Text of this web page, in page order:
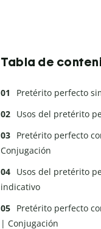
Tabla de
Pretérito perfecto
Usos del pretérito
Pretérito perfecto
Conjugación
Usos del pretérito
indicativo
Pretérito perfecto
| Conjugación